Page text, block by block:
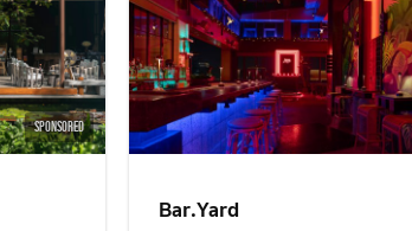
SPONSORED
Bar.Yard